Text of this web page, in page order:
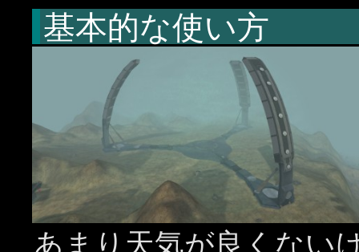
基本的な使い方
あまり天気が良くない